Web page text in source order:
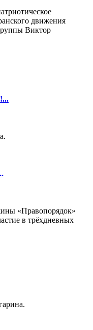
движения
Виктор
«Правопорядок»
в трёхдневных